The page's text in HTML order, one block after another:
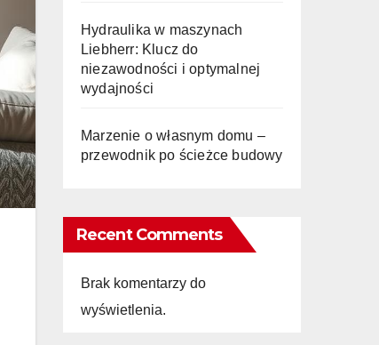
Hydraulika w maszynach
Liebherr: Klucz do
niezawodności i optymalnej
wydajności
Marzenie o własnym domu –
przewodnik po ścieżce budowy
Recent Comments
Brak komentarzy do
wyświetlenia.